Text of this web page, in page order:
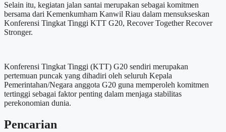
Selain itu, kegiatan jalan santai merupakan sebagai komitmen
bersama dari Kemenkumham Kanwil Riau dalam mensukseskan
Konferensi Tingkat Tinggi KTT G20, Recover Together Recover
Stronger.
Konferensi Tingkat Tinggi (KTT) G20 sendiri merupakan
pertemuan puncak yang dihadiri oleh seluruh Kepala
Pemerintahan/Negara anggota G20 guna memperoleh komitmen
tertinggi sebagai faktor penting dalam menjaga stabilitas
perekonomian dunia.
Pencarian